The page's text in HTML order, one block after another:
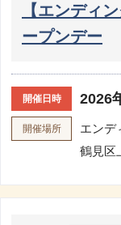
【エンディ
ープンデー
開催日時 2026
開催場所 エンデ
鶴見区